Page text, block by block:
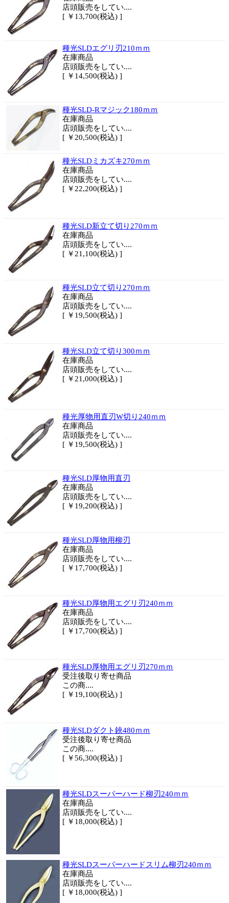
店頭販売をしてい....
[ ￥13,700(税込) ]
種光SLDエグリ刃210ｍｍ
在庫商品
店頭販売をしてい....
[ ￥14,500(税込) ]
種光SLD-Rマジック180ｍｍ
在庫商品
店頭販売をしてい....
[ ￥20,500(税込) ]
種光SLDミカズキ270ｍｍ
在庫商品
店頭販売をしてい....
[ ￥22,200(税込) ]
種光SLD新立て切り270ｍｍ
在庫商品
店頭販売をしてい....
[ ￥21,100(税込) ]
種光SLD立て切り270ｍｍ
在庫商品
店頭販売をしてい....
[ ￥19,500(税込) ]
種光SLD立て切り300ｍｍ
在庫商品
店頭販売をしてい....
[ ￥21,000(税込) ]
種光厚物用直刃W切り240ｍｍ
在庫商品
店頭販売をしてい....
[ ￥19,500(税込) ]
種光SLD厚物用直刃
在庫商品
店頭販売をしてい....
[ ￥19,200(税込) ]
種光SLD厚物用柳刃
在庫商品
店頭販売をしてい....
[ ￥17,700(税込) ]
種光SLD厚物用エグリ刃240ｍｍ
在庫商品
店頭販売をしてい....
[ ￥17,700(税込) ]
種光SLD厚物用エグリ刃270ｍｍ
受注後取り寄せ商品
この商....
[ ￥19,100(税込) ]
種光SLDダクト鋏480ｍｍ
受注後取り寄せ商品
この商....
[ ￥56,300(税込) ]
種光SLDスーパーハード柳刃240ｍｍ
在庫商品
店頭販売をしてい....
[ ￥18,000(税込) ]
種光SLDスーパーハードスリム柳刃240ｍｍ
在庫商品
店頭販売をしてい....
[ ￥18,000(税込) ]